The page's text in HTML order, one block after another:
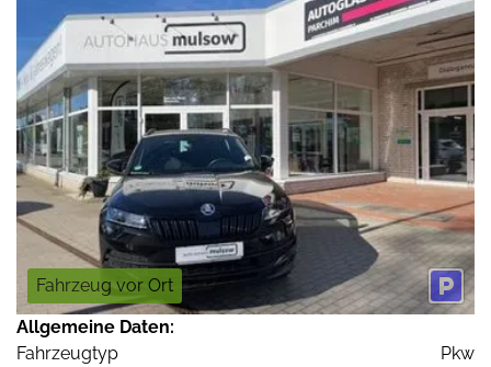
Fahrzeug vor Ort
Allgemeine Daten:
Fahrzeugtyp
Pkw